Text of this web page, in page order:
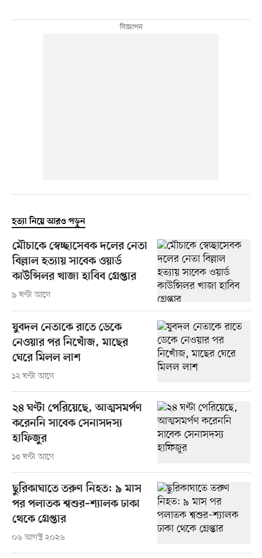
হত্যা নিয়ে আরও পড়ুন
মৌচাকে স্বেচ্ছাসেবক দলের নেতা
বিল্লাল হত্যায় সাবেক ওয়ার্ড
কাউন্সিলর খাজা হাবিব গ্রেপ্তার
৯ ঘণ্টা আগে
যুবদল নেতাকে রাতে ডেকে
নেওয়ার পর নিখোঁজ, মাছের
ঘেরে মিলল লাশ
১২ ঘণ্টা আগে
২৪ ঘণ্টা পেরিয়েছে, আত্মসমর্পণ
করেননি সাবেক সেনাসদস্য
হাফিজুর
১৫ ঘণ্টা আগে
ছুরিকাঘাতে তরুণ নিহত: ৯ মাস
পর পলাতক শ্বশুর–শ্যালক ঢাকা
থেকে গ্রেপ্তার
০৬ আগস্ট ২০২৬